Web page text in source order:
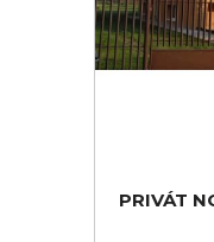
PRIVÁT